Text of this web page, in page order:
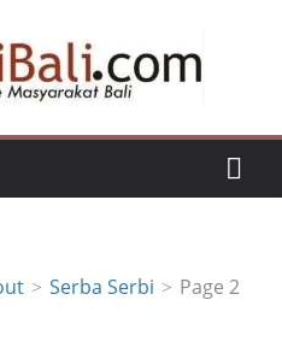
Serba Serbi Page 2